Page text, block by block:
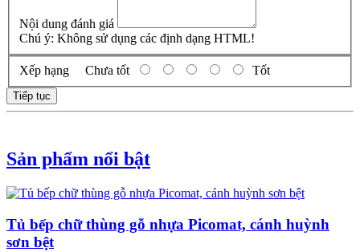
Nội dung đánh giá
Chú ý: Không sử dụng các định dạng HTML!
Xếp hạng Chưa tốt Tốt
Tiếp tục
Sản phẩm nổi bật
Tủ bếp chữ thùng gỗ nhựa Picomat, cánh huỳnh
sơn bệt